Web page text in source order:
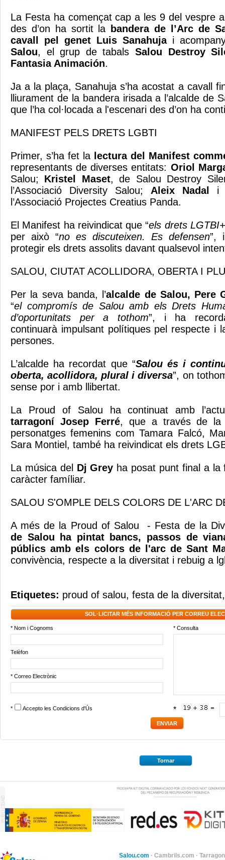
La Festa ha començat cap a les 9 del vespre
des d’on ha sortit la
bandera de l’Arc de
cavall pel genet Luis Sanahujai
Salou, el grup de tabals Salou Destroy
Fantasia Animación.
Ja a la plaça, Sanahuja s’ha acostat a cavall
lliurament de la bandera irisada a l’alcalde de
que l’ha col·locada a l'escenari des d’on ha
MANIFEST PELS DRETS LGBTI
Primer, s’ha fet la lectura del Manifest
representants de diverses entitats: Oriol
Salou; Kristel Maset, de Salou Destroy
l’Associació Diversity Salou; Aleix Nadal
l’Associació Projectes Creatius Panda.
El Manifest ha reivindicat que “els drets
per això “no es discuteixen. Es defensen”,
protegir els drets assolits davant qualsevol
SALOU, CIUTAT ACOLLIDORA, OBERTA I
Per la seva banda, l’alcalde de Salou, Pere
“el compromís de Salou amb els Drets
d’oportunitats per a tothom”, i ha
continuarà impulsant polítiques pel respecte i
persones.
L’alcalde ha recordat que “Salou és i
oberta, acollidora, plural i diversa”, on
sense por i amb llibertat.
La Proud of Salou ha continuat amb
tarragoní Josep Ferré, que a través de la
personatges femenins com Tamara Falcó,
Sara Montiel, també ha reivindicat els drets
La música del Dj Grey ha posat punt final a
caràcter famíliar.
SALOU S'OMPLE DELS COLORS DE L'ARC
A més de la Proud of Salou - Festa de la
de Salou ha pintat bancs, passos de
públics amb els colors de l'arc de Sant
convivència, respecte a la diversitat i rebuig a
Etiquetes: proud of salou, festa de la diversitat
SOL·LICITAR MÉS INFORMACIÓ PER CORREU
* Nom i Cognoms * Consulta
Telèfon
* Correo Electrònic
* Accepto les Condicions d'Ús *
Tornar
Salou.com · Cambrils.com ·